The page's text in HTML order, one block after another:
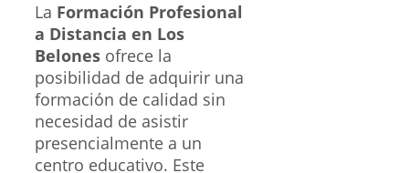
La Formación Profesional
a Distancia en Los
Belones ofrece la
posibilidad de adquirir una
formación de calidad sin
necesidad de asistir
presencialmente a un
centro educativo. Este